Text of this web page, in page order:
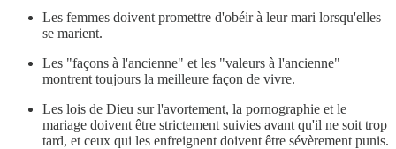
Les femmes doivent promettre d'obéir à leur mari lorsqu'elles
se marient.
Les "façons à l'ancienne" et les "valeurs à l'ancienne"
montrent toujours la meilleure façon de vivre.
Les lois de Dieu sur l'avortement, la pornographie et le
mariage doivent être strictement suivies avant qu'il ne soit trop
tard, et ceux qui les enfreignent doivent être sévèrement punis.